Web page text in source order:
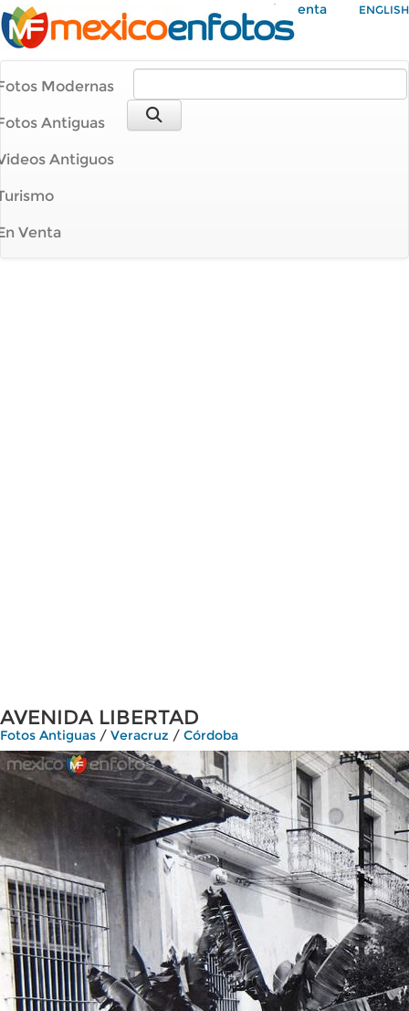
Mi Cuenta ENGLISH
Modernas
Antiguas
Antiguos
Venta
AVENIDA LIBERTAD
Fotos Antiguas / Veracruz / Córdoba